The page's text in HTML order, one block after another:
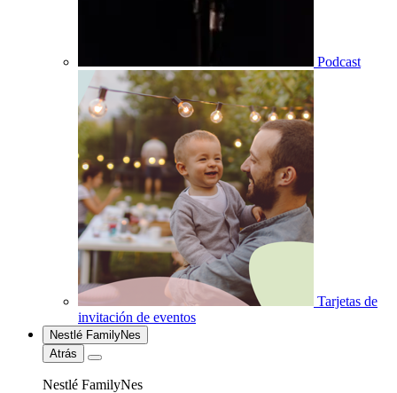
Podcast
Tarjetas de
invitación de eventos
Nestlé FamilyNes
Atrás
Nestlé FamilyNes